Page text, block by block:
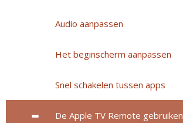
Audio aanpassen
Het beginscherm aanpassen
Snel schakelen tussen apps
De Apple TV Remote gebruiken